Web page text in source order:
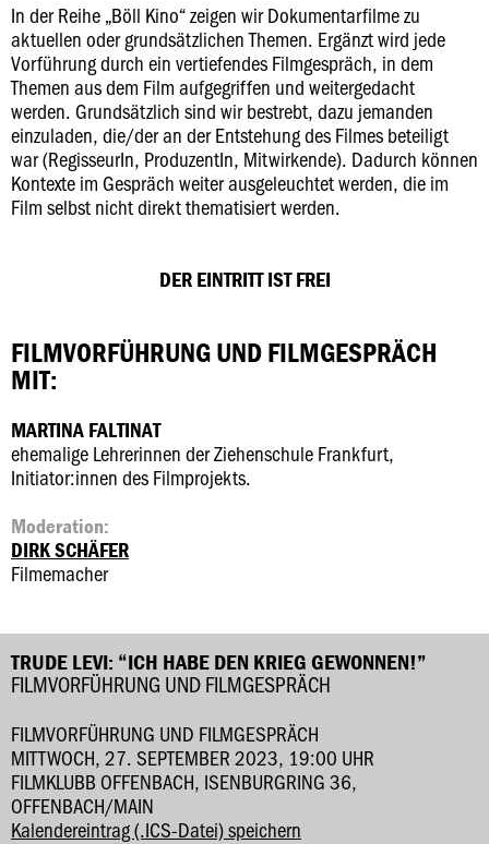
In der Reihe „Böll Kino“ zeigen wir Dokumentarfilme zu
aktuellen oder grundsätzlichen Themen. Ergänzt wird jede
Vorführung durch ein vertiefendes Filmgespräch, in dem
Themen aus dem Film aufgegriffen und weitergedacht
werden. Grundsätzlich sind wir bestrebt, dazu jemanden
einzuladen, die/der an der Entstehung des Filmes beteiligt
war (RegisseurIn, ProduzentIn, Mitwirkende). Dadurch können
Kontexte im Gespräch weiter ausgeleuchtet werden, die im
Film selbst nicht direkt thematisiert werden.
DER EINTRITT IST FREI
FILMVORFÜHRUNG UND FILMGESPRÄCH
MIT:
MARTINA FALTINAT
ehemalige Lehrerinnen der Ziehenschule Frankfurt,
Initiator:innen des Filmprojekts.
Moderation:
DIRK SCHÄFER
Filmemacher
TRUDE LEVI: “ICH HABE DEN KRIEG GEWONNEN!”
FILMVORFÜHRUNG UND FILMGESPRÄCH
FILMVORFÜHRUNG UND FILMGESPRÄCH
MITTWOCH, 27. SEPTEMBER 2023, 19:00 UHR
FILMKLUBB OFFENBACH, ISENBURGRING 36,
OFFENBACH/MAIN
Kalendereintrag (.ICS-Datei) speichern